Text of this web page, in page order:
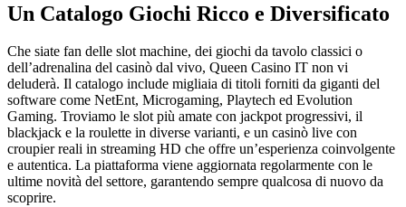
Un Catalogo Giochi Ricco e Diversificato
Che siate fan delle slot machine, dei giochi da tavolo classici o
dell’adrenalina del casinò dal vivo, Queen Casino IT non vi
deluderà. Il catalogo include migliaia di titoli forniti da giganti del
software come NetEnt, Microgaming, Playtech ed Evolution
Gaming. Troviamo le slot più amate con jackpot progressivi, il
blackjack e la roulette in diverse varianti, e un casinò live con
croupier reali in streaming HD che offre un’esperienza coinvolgente
e autentica. La piattaforma viene aggiornata regolarmente con le
ultime novità del settore, garantendo sempre qualcosa di nuovo da
scoprire.